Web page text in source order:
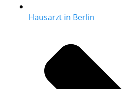
Hausarzt in Berlin